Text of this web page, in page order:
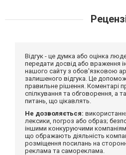
Відгук - це думка або оцінка
передати досвід або враження
нашого сайту з обов'язковою
залишеного відгука. Це
правильне рішення. Коментарі
спілкування та обговорення, а
питань, що цікавлять.
Не дозволяється:
лексики, погроз або образ;
іншими конкуруючими
що ображають діяльність
розміщення посилань на
реклама та самореклама.